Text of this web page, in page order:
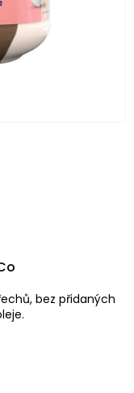
bez přidaných